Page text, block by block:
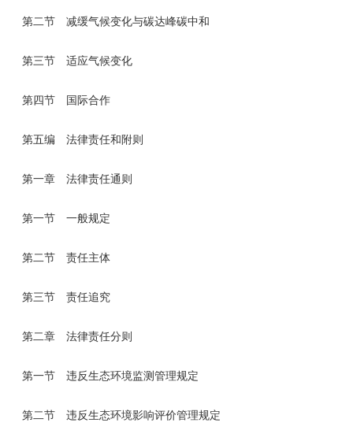
第二节 减缓气候变化与碳达峰碳中和
第三节 适应气候变化
第四节 国际合作
第五编 法律责任和附则
第一章 法律责任通则
第一节 一般规定
第二节 责任主体
第三节 责任追究
第二章 法律责任分则
第一节 违反生态环境监测管理规定
第二节 违反生态环境影响评价管理规定